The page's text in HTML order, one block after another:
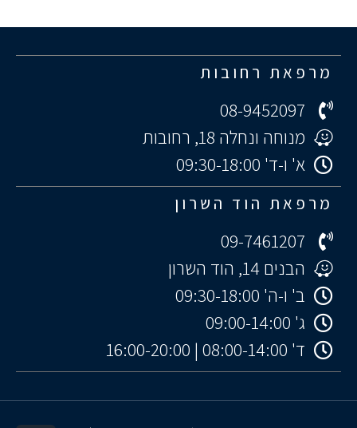
מרפאת הוד השרון
09-7461207
הבנים 14, הוד השרון
ב' ו-ה' 09:30-18:00
ג' 09:00-14:00
ד' 08:00-14:00 | 16:00-20:00
מרפאת רחובות
08-9452097
מנוחה ונחלה 18, רחובות
א' ו-ד' 09:30-18:00